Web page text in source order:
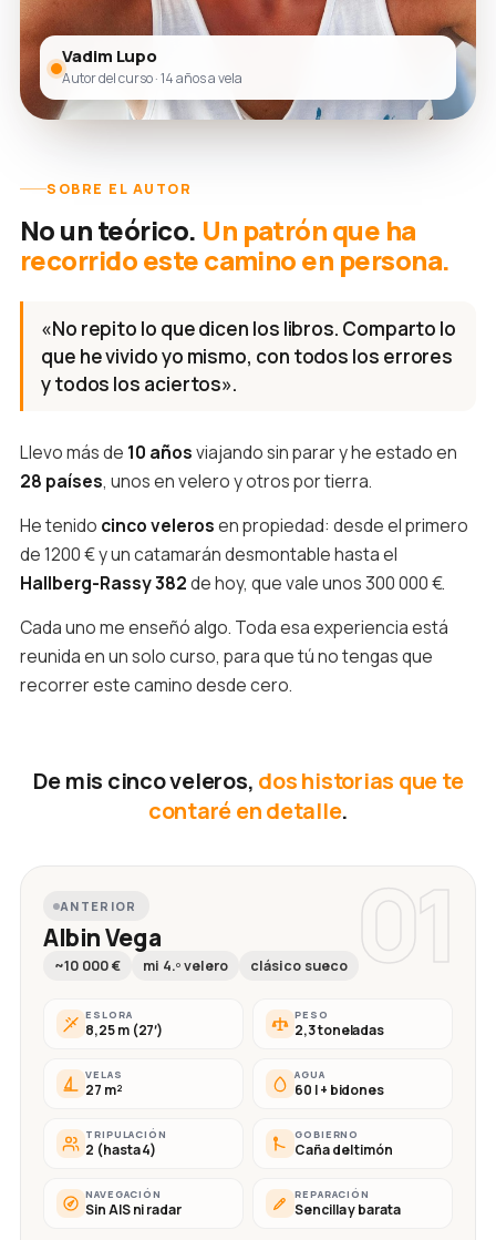
Vadim Lupo
Autor del curso · 14 años a vela
SOBRE EL AUTOR
No un teórico. Un patrón que ha
recorrido este camino en persona.
«No repito lo que dicen los libros. Comparto lo
que he vivido yo mismo, con todos los errores
y todos los aciertos».
Llevo más de 10 añosviajando sin parar y he estado en
28 países, unos en velero y otros por tierra.
He tenido cinco velerosen propiedad: desde el primero
de 1200 € y un catamarán desmontable hasta el
Hallberg-Rassy 382de hoy, que vale unos 300 000 €.
Cada uno me enseñó algo. Toda esa experiencia está
reunida en un solo curso, para que tú no tengas que
recorrer este camino desde cero.
De mis cinco veleros, dos historias que te
contaré en detalle.
01
ANTERIOR
Albin Vega
~10 000 € mi 4.º velero clásico sueco
ESLORA
8,25 m (27′)
PESO
2,3 toneladas
VELAS
27 m²
AGUA
60 l + bidones
TRIPULACIÓN
2 (hasta 4)
GOBIERNO
Caña del timón
NAVEGACIÓN
Sin AIS ni radar
REPARACIÓN
Sencilla y barata